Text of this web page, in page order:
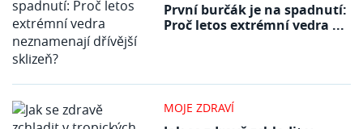
První burčák je na spadnutí:
Proč letos extrémní vedra ...
MOJE ZDRAVÍ